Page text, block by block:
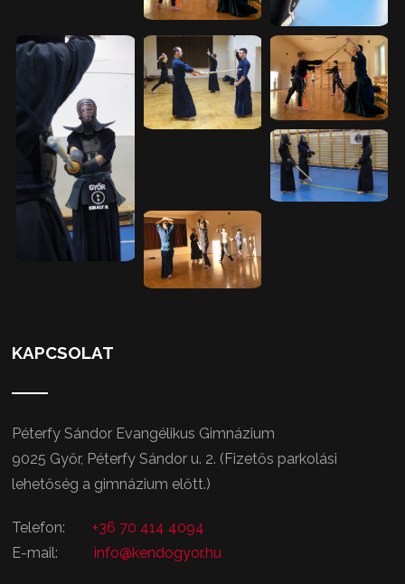
KAPCSOLAT
Péterfy Sándor Evangélikus Gimnázium
9025 Győr, Péterfy Sándor u. 2. (Fizetős parkolási
lehetőség a gimnázium előtt.)
Telefon:
+36 70 414 4094
E-mail:info@kendogyor.hu